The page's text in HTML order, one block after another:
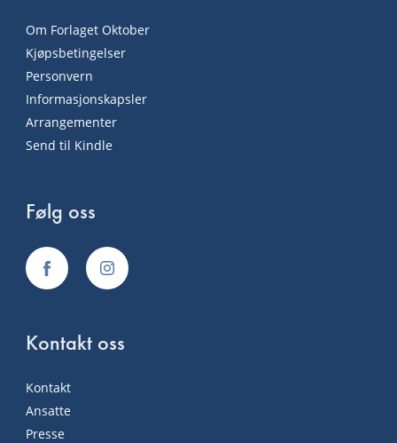
Om Forlaget Oktober
Kjøpsbetingelser
Personvern
Informasjonskapsler
Arrangementer
Send til Kindle
Følg oss
Kontakt oss
Kontakt
Ansatte
Presse